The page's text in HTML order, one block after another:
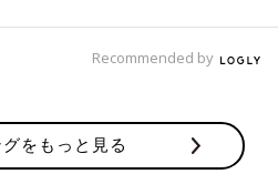
Recommended by
をもっと見る